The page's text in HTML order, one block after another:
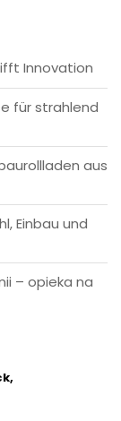
Innovation
für strahlend
aus
Einbau und
– opieka na